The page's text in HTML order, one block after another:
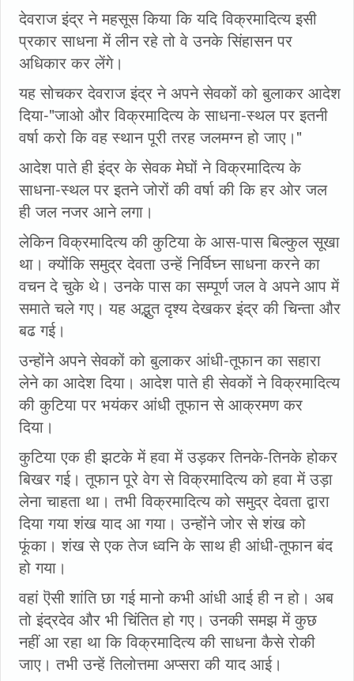
देवराज इंद्र ने महसूस किया कि यदि विक्रमादित्य इसी
प्रकार साधना में लीन रहे तो वे उनके सिंहासन पर
अधिकार कर लेंगे।
यह सोचकर देवराज इंद्र ने अपने सेवकों को बुलाकर आदेश
दिया-"जाओ और विक्रमादित्य के साधना-स्थल पर इतनी
वर्षा करो कि वह स्थान पूरी तरह जलमग्न हो जाए।"
आदेश पाते ही इंद्र के सेवक मेघों ने विक्रमादित्य के
साधना-स्थल पर इतने जोरों की वर्षा की कि हर ओर जल
ही जल नजर आने लगा।
लेकिन विक्रमादित्य की कुटिया के आस-पास बिल्कुल सूखा
था। क्योंकि समुद्र देवता उन्हें निर्विघ्न साधना करने का
वचन दे चुके थे। उनके पास का सम्पूर्ण जल वे अपने आप में
समाते चले गए। यह अद्भुत दृश्य देखकर इंद्र की चिन्ता और
बढ गई।
उन्होंने अपने सेवकों को बुलाकर आंधी-तूफान का सहारा
लेने का आदेश दिया। आदेश पाते ही सेवकों ने विक्रमादित्य
की कुटिया पर भयंकर आंधी तूफान से आक्रमण कर
दिया।
कुटिया एक ही झटके में हवा में उड़कर तिनके-तिनके होकर
बिखर गई। तूफान पूरे वेग से विक्रमादित्य को हवा में उड़ा
लेना चाहता था। तभी विक्रमादित्य को समुद्र देवता द्वारा
दिया गया शंख याद आ गया। उन्होंने जोर से शंख को
फूंका। शंख से एक तेज ध्वनि के साथ ही आंधी-तूफान बंद
हो गया।
वहां ऎसी शांति छा गई मानो कभी आंधी आई ही न हो। अब
तो इंद्रदेव और भी चिंतित हो गए। उनकी समझ में कुछ
नहीं आ रहा था कि विक्रमादित्य की साधना कैसे रोकी
जाए। तभी उन्हें तिलोत्तमा अप्सरा की याद आई।